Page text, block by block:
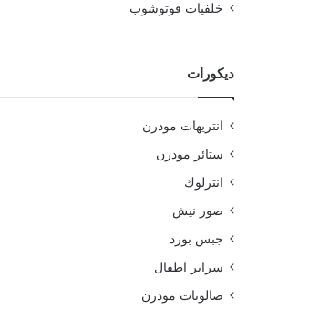
خلفيات فوتوشوب
ديكورات
انتريهات مودرن
ستائر مودرن
انترلوك
صور نيش
جبس بورد
سراير اطفال
صالونات مودرن